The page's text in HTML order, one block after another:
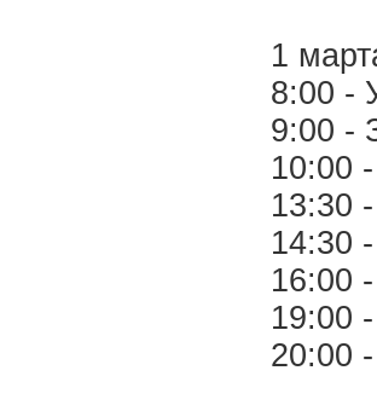
1
8:00 -
9:00 -
10:00
13:30
14:30
16:00
19:00
20:00